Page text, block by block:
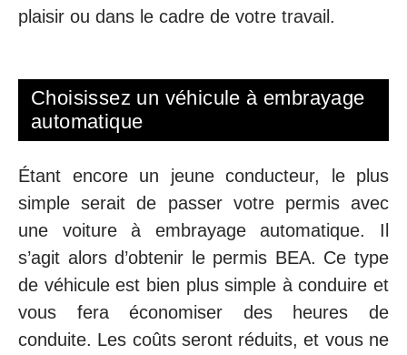
plaisir ou dans le cadre de votre travail.
Choisissez un véhicule à embrayage
automatique
Étant encore un jeune conducteur, le plus
simple serait de passer votre permis avec
une voiture à embrayage automatique. Il
s’agit alors d’obtenir le permis BEA. Ce type
de véhicule est bien plus simple à conduire et
vous fera économiser des heures de
conduite. Les coûts seront réduits, et vous ne